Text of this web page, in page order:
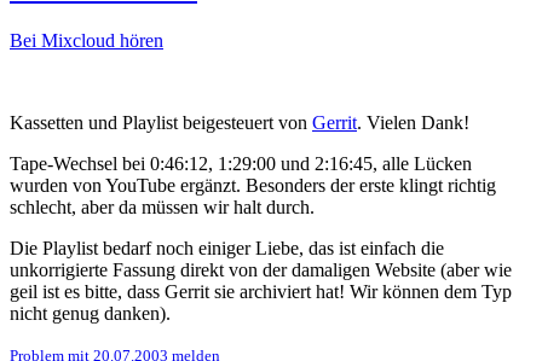
Bei Mixcloud hören
Kassetten und Playlist beigesteuert von Gerrit. Vielen Dank!
Tape-Wechsel bei 0:46:12, 1:29:00 und 2:16:45, alle Lücken
wurden von YouTube ergänzt. Besonders der erste klingt richtig
schlecht, aber da müssen wir halt durch.
Die Playlist bedarf noch einiger Liebe, das ist einfach die
unkorrigierte Fassung direkt von der damaligen Website (aber wie
geil ist es bitte, dass Gerrit sie archiviert hat! Wir können dem Typ
nicht genug danken).
Problem mit 20.07.2003 melden